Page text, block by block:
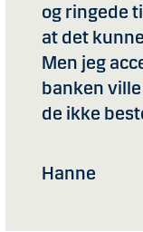
og ringede
at det
Men jeg
banken
de ikke
Hanne